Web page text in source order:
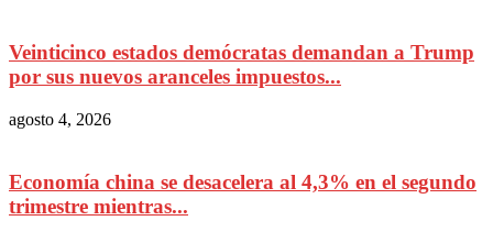
Veinticinco estados demócratas demandan a Trump
por sus nuevos aranceles impuestos...
agosto 4, 2026
Economía china se desacelera al 4,3% en el segundo
trimestre mientras...